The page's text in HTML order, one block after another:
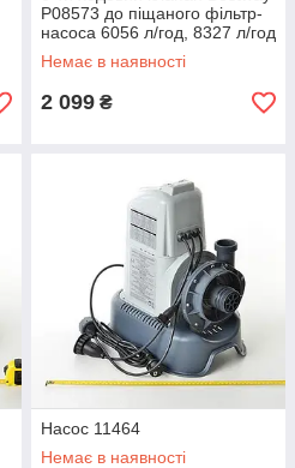
P08573 до піщаного фільтр-
насоса 6056 л/год, 8327 л/год
Немає в наявності
2 099 ₴
Насос 11464
Немає в наявності